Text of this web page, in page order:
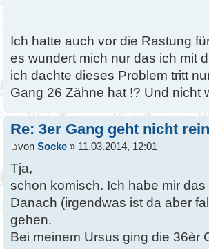
Ich hatte auch vor die Rastung
es wundert mich nur das ich mit
ich dachte dieses Problem tritt
Gang 26 Zähne hat !? Und nicht
Re: 3er Gang geht nicht
von Socke » 11.03.2014, 12:01
Tja,
schon komisch. Ich habe mir
Danach (irgendwas ist da aber
gehen.
Bei meinem Ursus ging die 36èr